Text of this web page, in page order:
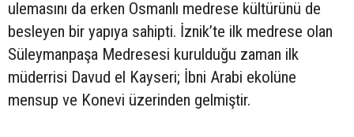
ulemasını da erken Osmanlı medrese kültürünü de
besleyen bir yapıya sahipti. İznik’te ilk medrese olan
Süleymanpaşa Medresesi kurulduğu zaman ilk
müderrisi Davud el Kayseri; İbni Arabi ekolüne
mensup ve Konevi üzerinden gelmiştir.